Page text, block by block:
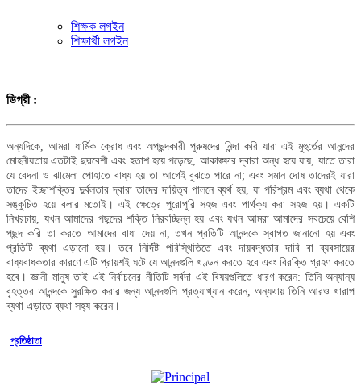
শিক্ষক লগইন
শিক্ষার্থী লগইন
ডিগ্রী :
অন্যদিকে, আমরা ধার্মিক ক্রোধ এবং অপছন্দকারী পুরুষদের নিন্দা করি যারা এই মুহুর্তের আনন্দের
মোহনীয়তায় এতটাই ছদ্মবেশী এবং হতাশ হয়ে পড়েছে, আকাঙ্ক্ষার দ্বারা অন্ধ হয়ে যায়, যাতে তারা
যে বেদনা ও ঝামেলা পোহাতে বাধ্য হয় তা আগেই বুঝতে পারে না; এবং সমান দোষ তাদেরই যারা
তাদের ইচ্ছাশক্তির দুর্বলতার দ্বারা তাদের দায়িত্ব পালনে ব্যর্থ হয়, যা পরিশ্রম এবং ব্যথা থেকে
সঙ্কুচিত হয়ে বলার মতোই। এই ক্ষেত্রে পুরোপুরি সহজ এবং পার্থক্য করা সহজ হয়। একটি
নিখরচায়, যখন আমাদের পছন্দের শক্তি নিরবচ্ছিন্ন হয় এবং যখন আমরা আমাদের সবচেয়ে বেশি
পছন্দ করি তা করতে আমাদের বাধা দেয় না, তখন প্রতিটি আনন্দকে স্বাগত জানানো হয় এবং
প্রতিটি ব্যথা এড়ানো হয়। তবে নির্দিষ্ট পরিস্থিতিতে এবং দায়বদ্ধতার দাবি বা ব্যবসায়ের
বাধ্যবাধকতার কারণে এটি প্রায়শই ঘটে যে আনন্দগুলি খণ্ডন করতে হবে এবং বিরক্তি গ্রহণ করতে
হবে। জ্ঞানী মানুষ তাই এই নির্বাচনের নীতিটি সর্বদা এই বিষয়গুলিতে ধারণ করেন: তিনি অন্যান্য
বৃহত্তর আনন্দকে সুরক্ষিত করার জন্য আনন্দগুলি প্রত্যাখ্যান করেন, অন্যথায় তিনি আরও খারাপ
ব্যথা এড়াতে ব্যথা সহ্য করেন।
প্রতিষ্ঠাতা